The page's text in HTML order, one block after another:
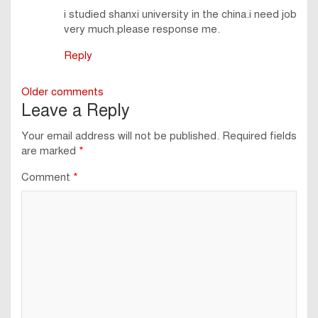
i studied shanxi university in the china.i need job
very much.please response me.
Reply
Comments
navigation
Older comments
Leave a Reply
Your email address will not be published. Required fields
are marked *
Comment *